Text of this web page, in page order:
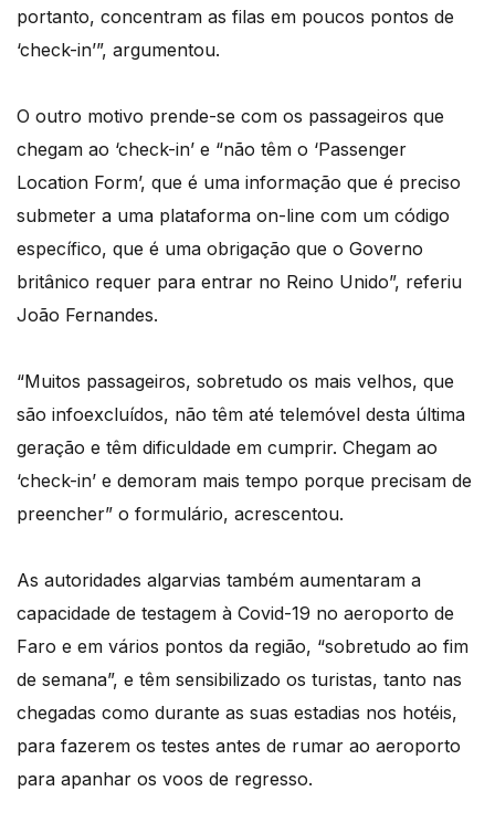
portanto, concentram as filas em poucos pontos de
‘check-in’”, argumentou.
O outro motivo prende-se com os passageiros que
chegam ao ‘check-in’ e “não têm o ‘Passenger
Location Form’, que é uma informação que é preciso
submeter a uma plataforma on-line com um código
específico, que é uma obrigação que o Governo
britânico requer para entrar no Reino Unido”, referiu
João Fernandes.
“Muitos passageiros, sobretudo os mais velhos, que
são infoexcluídos, não têm até telemóvel desta última
geração e têm dificuldade em cumprir. Chegam ao
‘check-in’ e demoram mais tempo porque precisam de
preencher” o formulário, acrescentou.
As autoridades algarvias também aumentaram a
capacidade de testagem à Covid-19 no aeroporto de
Faro e em vários pontos da região, “sobretudo ao fim
de semana”, e têm sensibilizado os turistas, tanto nas
chegadas como durante as suas estadias nos hotéis,
para fazerem os testes antes de rumar ao aeroporto
para apanhar os voos de regresso.